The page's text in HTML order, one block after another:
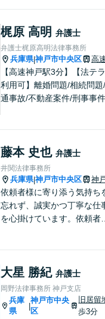
梶原 高明 弁護士
弁護士梶原高明法律事務所
兵庫県|神戸市中央区 高
【高速神戸駅3分】【法テ
利用可】離婚問題/相続問題
通事故/不動産案件/刑事事件
扱っております。依頼者様の
ご事情から考えうる最良のル
ートを選びます。【子連れ
談可】
藤本 史也 弁護士
井関法律事務所
兵庫県|神戸市中央区 神
依頼者様に寄り添う気持ち
忘れず、誠実かつ丁寧な仕
を心掛けています。依頼者様
気軽にご相談ください。【交
通事故／相続／労働／男女問
題／刑事事件】
大星 勝紀 弁護士
岡野法律事務所 神戸支店
兵庫
県
|
神戸市中央
区
旧居
歩3分